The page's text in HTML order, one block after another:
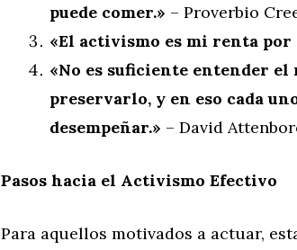
puede comer.» – Proverbio
«El activismo es mi renta
«No es suficiente entender
preservarlo, y en eso cada
desempeñar.» – David
Pasos hacia el Activismo Efectivo
Para aquellos motivados a actuar,